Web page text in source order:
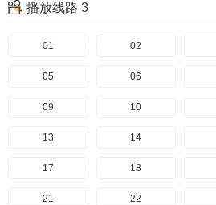
77
81 82
85 86
89 90
93 94
97 98
101 102
37
41 42
45 46
49 50
53 54
57 58
61 62
播放线路 3
01 02
05 06
09 10
13 14
17 18
21 22